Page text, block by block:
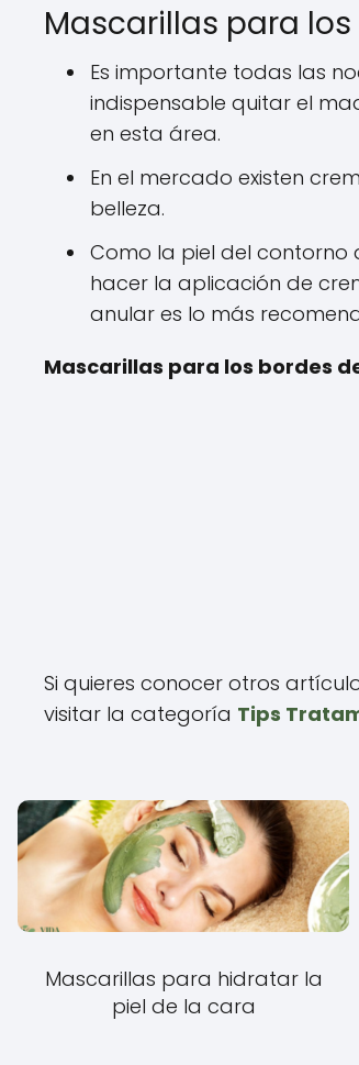
Mascarillas para
Es importante todas las
indispensable quitar el
en esta área.
En el mercado existen
belleza.
Como la piel del contorno
hacer la aplicación de
anular es lo más
Mascarillas para los bordes
Si quieres conocer otros
visitar la categoría Tips
Mascarillas para hidratar la
piel de la cara